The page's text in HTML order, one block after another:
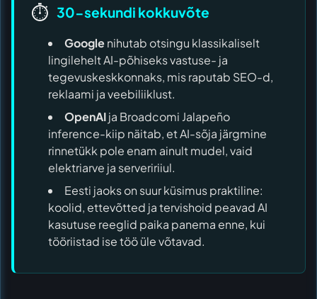
⏱️ 30-sekundi kokkuvõte
Googlenihutab otsingu klassikaliselt
lingilehelt AI-põhiseks vastuse- ja
tegevuskeskkonnaks, mis raputab SEO-d,
reklaami ja veebiliiklust.
OpenAIja Broadcomi Jalapeño
inference-kiip näitab, et AI-sõja järgmine
rinnetükk pole enam ainult mudel, vaid
elektriarve ja serveririiul.
Eesti jaoks on suur küsimus praktiline:
koolid, ettevõtted ja tervishoid peavad AI
kasutuse reeglid paika panema enne, kui
tööriistad ise töö üle võtavad.